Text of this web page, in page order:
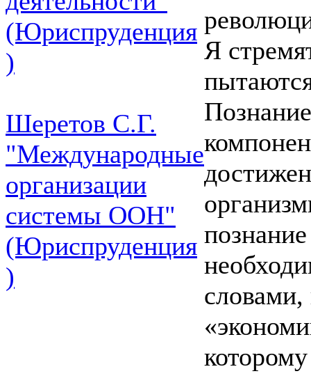
(Юриспруденция
)
Шеретов С.Г.
"Международные
организации
системы ООН"
(Юриспруденция
)
Я
словами,